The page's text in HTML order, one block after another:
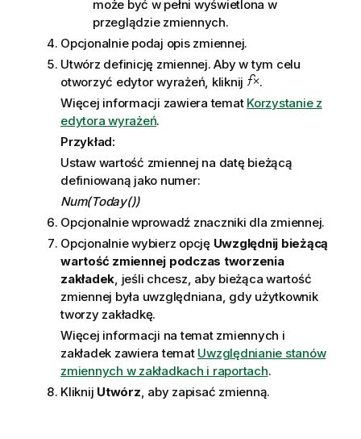
może być w pełni wyświetlona w
przeglądzie zmiennych.
Opcjonalnie podaj opis zmiennej.
Utwórz definicję zmiennej. Aby w tym celu
otworzyć edytor wyrażeń, kliknij
.
Więcej informacji zawiera temat Korzystanie z
edytora wyrażeń.
Przykład:
Ustaw wartość zmiennej na datę bieżącą
definiowaną jako numer:
Num(Today())
Opcjonalnie wprowadź znaczniki dla zmiennej.
Opcjonalnie wybierz opcję Uwzględnij bieżącą
wartość zmiennej podczas tworzenia
zakładek , jeśli chcesz, aby bieżąca wartość
zmiennej była uwzględniana, gdy użytkownik
tworzy zakładkę.
Więcej informacji na temat zmiennych i
zakładek zawiera temat Uwzględnianie stanów
zmiennych w zakładkach i raportach.
Kliknij Utwórz , aby zapisać zmienną.